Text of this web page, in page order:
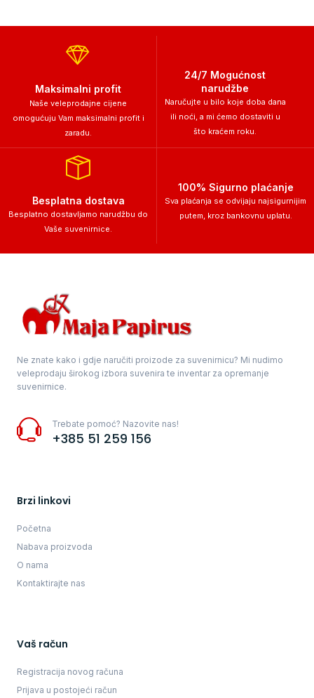
Maksimalni profit
Naše veleprodajne cijene
omogućuju Vam maksimalni profit i
zaradu.
24/7 Mogućnost
narudžbe
Naručujte u bilo koje doba dana
ili noći, a mi ćemo dostaviti u
što kraćem roku.
Besplatna dostava
Besplatno dostavljamo narudžbu do
Vaše suvenirnice.
100% Sigurno plaćanje
Sva plaćanja se odvijaju najsigurnijim
putem, kroz bankovnu uplatu.
Ne znate kako i gdje naručiti proizode za suvenirnicu? Mi nudimo
veleprodaju širokog izbora suvenira te inventar za opremanje
suvenirnice.
Trebate pomoć? Nazovite nas!
+385 51 259 156
Brzi linkovi
Početna
Nabava proizvoda
O nama
Kontaktirajte nas
Vaš račun
Registracija novog računa
Prijava u postojeći račun